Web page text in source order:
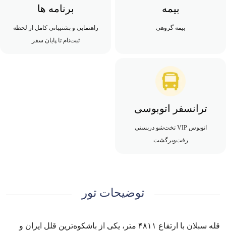
بیمه
بیمه گروهی
برنامه ها
راهنمایی و پشتیبانی کامل از لحظه
ثبت‌نام تا پایان سفر
ترانسفر اتوبوسی
اتوبوس VIP تخت‌شو دربستی
رفت‌وبرگشت
توضیحات تور
قله سبلان با ارتفاع ۴۸۱۱ متر، یکی از باشکوه‌ترین قلل ایران و